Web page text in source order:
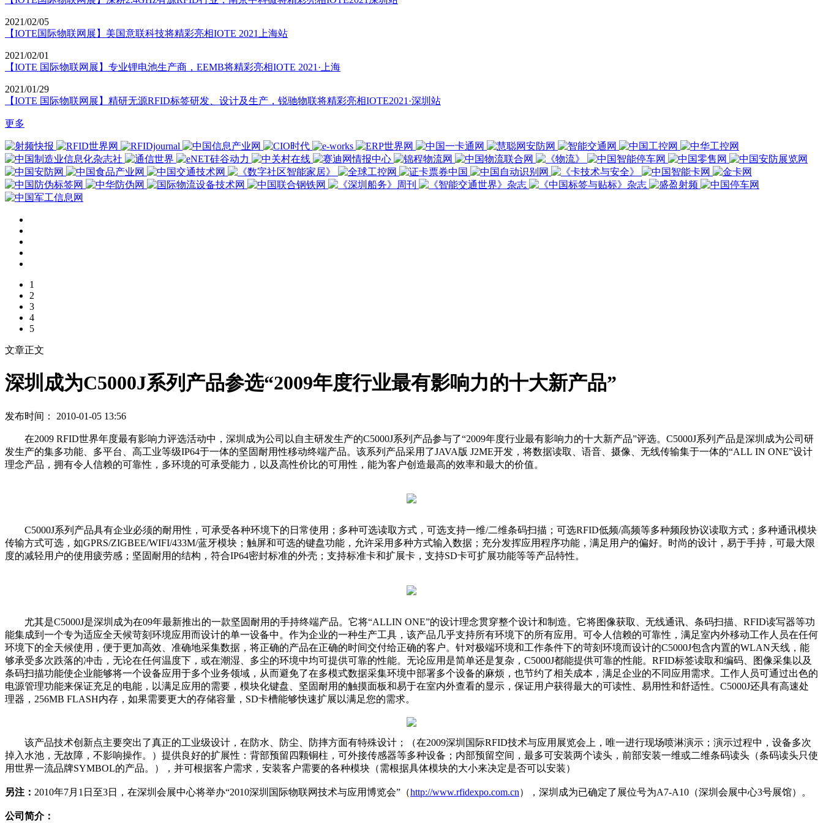
2021/02/05
【IOTE国际物联网展】美国意联科技将精彩亮相IOTE 2021上海站
2021/02/01
【IOTE 国际物联网展】专业锂电池生产商，EEMB将精彩亮相IOTE 2021·上海
2021/01/29
【IOTE 国际物联网展】精研无源RFID标签研发、设计及生产，锐驰物联将精彩亮相IOTE2021·深圳站
更多
1
2
3
4
5
文章正文
深圳成为C5000J系列产品参选“2009年度行业最有影响力的十大新产品”
发布时间： 2010-01-05 13:56
在2009 RFID世界年度最有影响力评选活动中，深圳成为公司以自主研发生产的C5000J系列产品参与了“2009年度行业最有影响力的十大新产品”评选。C5000J系列产品是深圳成为公司研
发生产的集多功能、多平台、高工业等级IP64于一体的坚固耐用性移动终端产品。该系列产品采用了JAVA版 J2ME开发，将数据读取、语音、摄像、无线传输集于一体的“ALL IN ONE”设计
理念产品，拥有令人信赖的可靠性，多环境的可承受能力，以及高性价比的可用性，能为客户创造最高的效率和最大的价值。
C5000J系列产品具有企业必须的耐用性，可承受各种环境下的日常使用；多种可选读取方式，可选支持一维/二维条码扫描；可选RFID低频/高频等多种频段协议读取方式；多种通讯模块
传输方式可选，如GPRS/ZIGBEE/WIFI/433M/蓝牙模块；触屏和可选的键盘功能，允许采用多种方式输入数据；充分发挥应用程序功能，满足用户的偏好。时尚的设计，易于手持，可最大限
度的减轻用户的使用疲劳感；坚固耐用的结构，符合IP64密封标准的外壳；支持标准卡和扩展卡，支持SD卡可扩展功能等等产品特性。
尤其是C5000J是深圳成为在09年最新推出的一款坚固耐用的手持终端产品。它将“ALLIN ONE”的设计理念贯穿整个设计和制造。它将图像获取、无线通讯、条码扫描、RFID读写器等功
能集成到一个专为适应全天候苛刻环境应用而设计的单一设备中。作为企业的一种生产工具，该产品几乎支持所有环境下的所有应用。可令人信赖的可靠性，满足室内外移动工作人员在任何
环境下的全天候使用，便于更加高效、准确地采集数据，将正确的产品在正确的时间交付给正确的客户。针对极端环境和工作条件下的苛刻环境而设计的C5000J包含内置的WLAN天线，能
够承受多次跌落的冲击，无论在任何温度下，或在潮湿、多尘的环境中均可提供可靠的性能。无论应用是简单还是复杂，C5000J都能提供可靠的性能。RFID标签读取和编码、图像采集以及
条码扫描功能使企业能够将一个设备应用于多个业务领域，从而避免了在多模式数据采集环境中部署多个设备的麻烦，也节约了相关成本，满足企业的不同应用需求。工作人员可通过出色的
电源管理功能来保证充足的电能，以满足应用的需要，模块化键盘、坚固耐用的触摸面板和易于在室内外查看的显示，保证用户获得最大的可读性、易用性和舒适性。C5000J还具有高速处
理器，256MB FLASH内存，如果需要更大的存储容量，SD卡槽能够快速扩展以满足您的需求。
该产品技术创新点主要突出了真正的工业级设计，在防水、防尘、防摔方面有特殊设计；（在2009深圳国际RFID技术与应用展览会上，唯一进行现场喷淋演示；演示过程中，设备多次
掉入水池，无故障，不影响操作。）提供良好的扩展性：背部预留四颗铜柱，可外接传感器等多种设备；内部预留空间，最多可安装两个读头，前部安装一维或二维条码读头（条码读头只使
用世界一流品牌SYMBOL的产品。），并可根据客户需求，安装客户需要的各种模块（需根据具体模块的大小来决定是否可以安装）
另注： 2010年7月1日至3日，在深圳会展中心将举办“2010深圳国际物联网技术与应用博览会”（http://www.rfidexpo.com.cn），深圳成为已确定了展位号为A7-A10（深圳会展中心3号展馆）。
公司简介：